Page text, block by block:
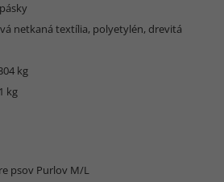
netkaná textília, polyetylén, drevitá
kg
kg
psov Purlov M/L